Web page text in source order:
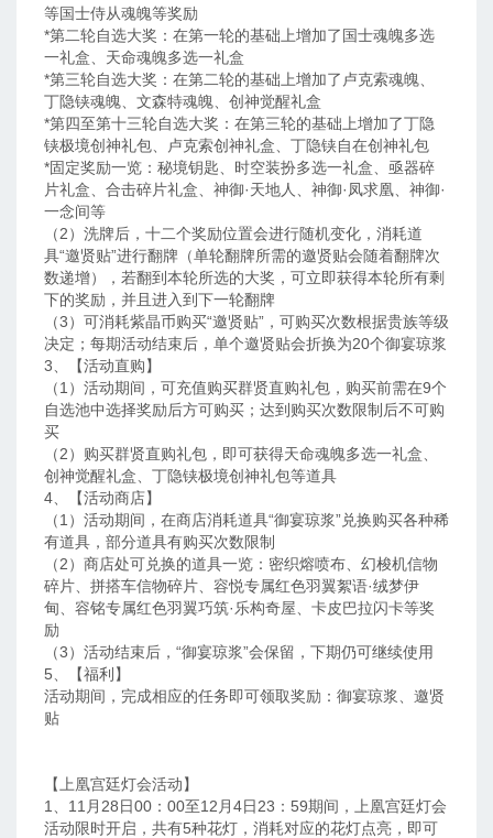
等国士侍从魂魄等奖励
*第二轮自选大奖：在第一轮的基础上增加了国士魂魄多选
一礼盒、天命魂魄多选一礼盒
*第三轮自选大奖：在第二轮的基础上增加了卢克索魂魄、
丁隐铗魂魄、文森特魂魄、创神觉醒礼盒
*第四至第十三轮自选大奖：在第三轮的基础上增加了丁隐
铗极境创神礼包、卢克索创神礼盒、丁隐铗自在创神礼包
*固定奖励一览：秘境钥匙、时空装扮多选一礼盒、亟器碎
片礼盒、合击碎片礼盒、神御·天地人、神御·凤求凰、神御·
一念间等
（2）洗牌后，十二个奖励位置会进行随机变化，消耗道
具“邀贤贴”进行翻牌（单轮翻牌所需的邀贤贴会随着翻牌次
数递增），若翻到本轮所选的大奖，可立即获得本轮所有剩
下的奖励，并且进入到下一轮翻牌
（3）可消耗紫晶币购买“邀贤贴”，可购买次数根据贵族等级
决定；每期活动结束后，单个邀贤贴会折换为20个御宴琼浆
3、【活动直购】
（1）活动期间，可充值购买群贤直购礼包，购买前需在9个
自选池中选择奖励后方可购买；达到购买次数限制后不可购
买
（2）购买群贤直购礼包，即可获得天命魂魄多选一礼盒、
创神觉醒礼盒、丁隐铗极境创神礼包等道具
4、【活动商店】
（1）活动期间，在商店消耗道具“御宴琼浆”兑换购买各种稀
有道具，部分道具有购买次数限制
（2）商店处可兑换的道具一览：密织熔喷布、幻梭机信物
碎片、拼搭车信物碎片、容悦专属红色羽翼絮语·绒梦伊
甸、容铭专属红色羽翼巧筑·乐构奇屋、卡皮巴拉闪卡等奖
励
（3）活动结束后，“御宴琼浆”会保留，下期仍可继续使用
5、【福利】
活动期间，完成相应的任务即可领取奖励：御宴琼浆、邀贤
贴
【上凰宫廷灯会活动】
1、11月28日00：00至12月4日23：59期间，上凰宫廷灯会
活动限时开启，共有5种花灯，消耗对应的花灯点亮，即可